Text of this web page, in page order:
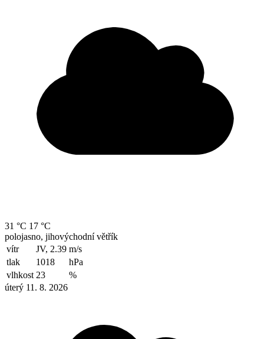
31 °C 17 °C
polojasno, jihovýchodní větřík
vítr
JV, 2.39 m/s
tlak
1018
hPa
vlhkost 23
%
úterý 11. 8. 2026